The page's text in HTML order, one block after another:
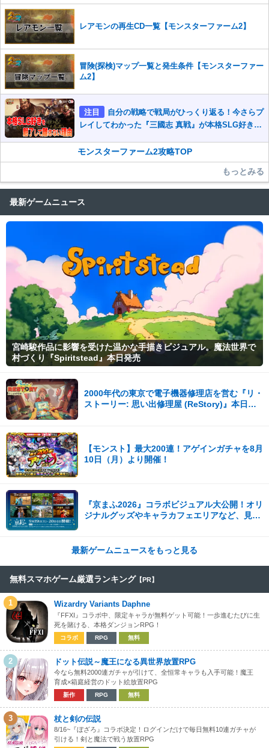
レアモンの再生CD一覧【モンスターファーム2】
冒険(探検)マップ一覧と発生条件【モンスターファー
ム2】
注目
自分の戦略で戦局がひっくり返る！今さらプ
レイしてわかった『三國志 真戦』が本格SLG好きを
モンスターファーム2攻略TOP
もっとみる
最新ゲームニュース
宮崎駿作品に影響を受けた温かな手描きビジュアル。魔法世界で
村づくり『Spiritstead』本日発売
2000年代の東京で電子機器修理店を営む『リ・
ストーリー: 思い出修理屋 (ReStory)』本日
【モンスト】最大200連！アゲインガチャを8月
10日（月）より開催！
『京まふ2026』コラボビジュアル大公開！オリ
ジナルグッズやキャラカフェエリアなど、見ど
最新ゲームニュースをもっと見る
無料スマホゲーム厳選ランキング 【PR】
1 Wizardry Variants Daphne
『FFXI』コラボ中、限定キャラが無料ゲット可能！一歩進むたびに生
死を賭ける、本格ダンジョンRPG！
コラボ RPG 無料
2 ドット伝説～魔王になる異世界放置RPG
今なら無料2000連ガチャが引けて、全恒常キャラも入手可能！魔王
育成×箱庭経営のドット絵放置RPG
新作 RPG 無料
3 杖と剣の伝説
8/16~『ぼざろ』コラボ決定！ログインだけで毎日無料10連ガチャが
引ける！剣と魔法で戦う放置RPG